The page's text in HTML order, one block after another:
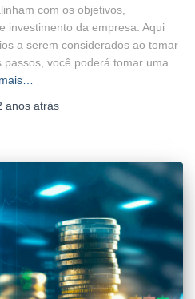
com os objetivos,
investimento da empresa. Aqui
a serem considerados ao tomar
você poderá tomar uma
anos atrás